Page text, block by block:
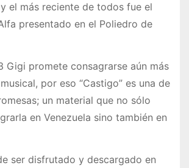
el más reciente de todos fue el
presentado en el Poliedro de
Gigi promete consagrarse aún más
por eso “Castigo” es una de
un material que no sólo
en Venezuela sino también en
ser disfrutado y descargado en